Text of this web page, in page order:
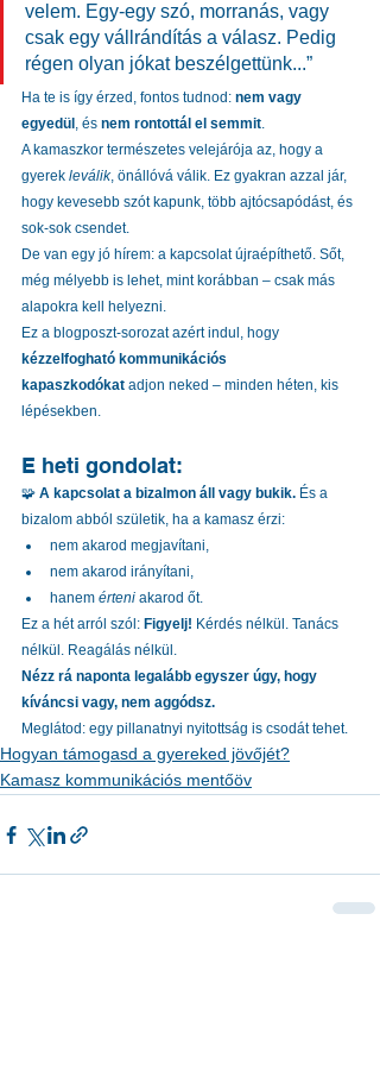
velem. Egy-egy szó, morranás, vagy
csak egy vállrándítás a válasz. Pedig
régen olyan jókat beszélgettünk...”
Ha te is így érzed, fontos tudnod: nem vagy
egyedül , és nem rontottál el semmit.
A kamaszkor természetes velejárója az, hogy a
gyerek leválik, önállóvá válik. Ez gyakran azzal jár,
hogy kevesebb szót kapunk, több ajtócsapódást, és
sok-sok csendet.
De van egy jó hírem: a kapcsolat újraépíthető. Sőt,
még mélyebb is lehet, mint korábban – csak más
alapokra kell helyezni.
Ez a blogposzt-sorozat azért indul, hogy
kézzelfogható kommunikációs
kapaszkodókat adjon neked – minden héten, kis
lépésekben.
E heti gondolat:
🧩 A kapcsolat a bizalmon áll vagy bukik. És a
bizalom abból születik, ha a kamasz érzi:
nem akarod megjavítani,
nem akarod irányítani,
hanem érteni akarod őt.
Ez a hét arról szól: Figyelj! Kérdés nélkül. Tanács
nélkül. Reagálás nélkül.
Nézz rá naponta legalább egyszer úgy, hogy
kíváncsi vagy, nem aggódsz.
Meglátod: egy pillanatnyi nyitottság is csodát tehet.
Hogyan támogasd a gyereked jövőjét?
Kamasz kommunikációs mentőöv